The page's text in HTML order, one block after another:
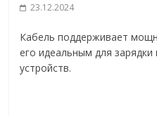
23.12.2024
Кабель поддерживает
его идеальным для
устройств.